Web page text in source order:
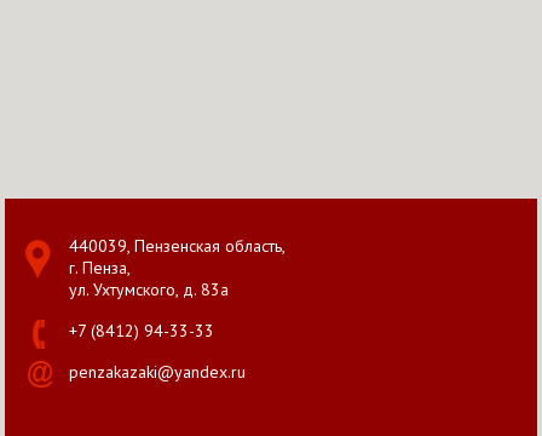
440039, Пензенская область,
г. Пенза,
ул. Ухтумского, д. 83а
+7 (8412) 94-33-33
penzakazaki@yandex.ru